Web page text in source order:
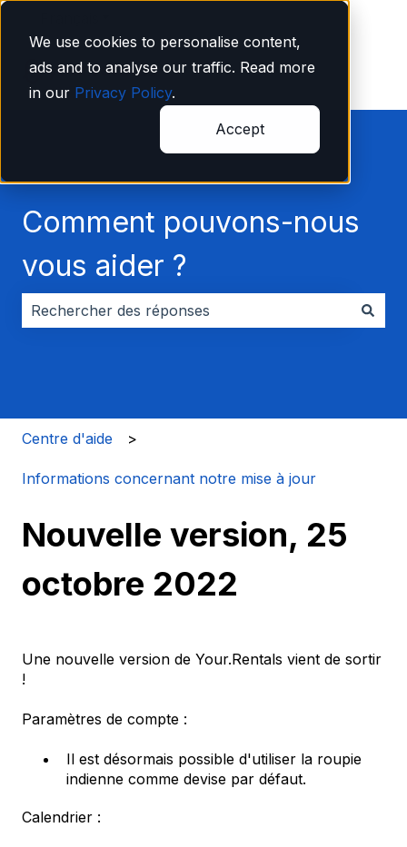
We use cookies to personalise content,
ads and to analyse our traffic. Read more
in our Privacy Policy.
Accept
Comment pouvons-nous
vous aider ?
Centre d'aide
Informations concernant notre mise à jour
Nouvelle version, 25
octobre 2022
Une nouvelle version de Your.Rentals vient de sortir
!
Paramètres de compte :
Il est désormais possible d'utiliser la roupie
indienne comme devise par défaut.
Calendrier :